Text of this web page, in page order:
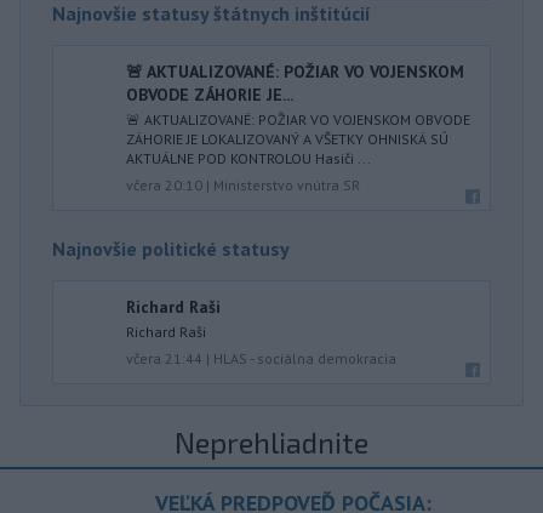
Najnovšie statusy štátnych inštitúcií
🚨 AKTUALIZOVANÉ: POŽIAR VO VOJENSKOM
OBVODE ZÁHORIE JE...
🚨 AKTUALIZOVANÉ: POŽIAR VO VOJENSKOM OBVODE
ZÁHORIE JE LOKALIZOVANÝ A VŠETKY OHNISKÁ SÚ
AKTUÁLNE POD KONTROLOU Hasiči ...
včera 20:10 | Ministerstvo vnútra SR
Najnovšie politické statusy
Richard Raši
Richard Raši
včera 21:44 | HLAS - sociálna demokracia
Neprehliadnite
VEĽKÁ PREDPOVEĎ POČASIA: